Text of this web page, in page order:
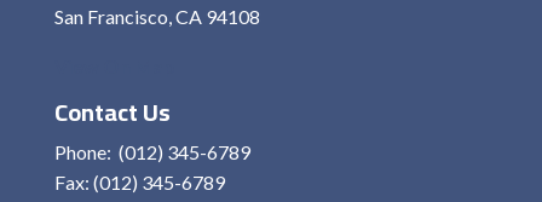
San Francisco, CA 94108
Contact Us
Phone: (012) 345-6789
Fax: (012) 345-6789